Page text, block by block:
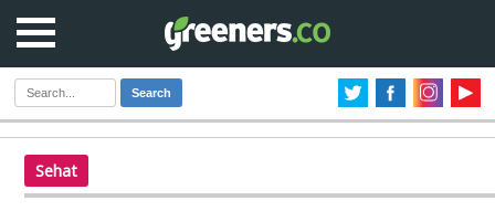
Search
Sehat